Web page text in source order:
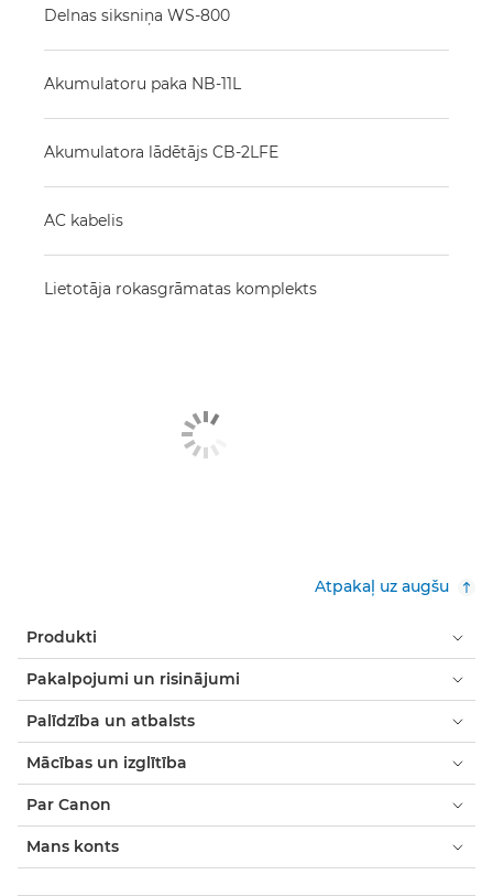
Delnas siksniņa WS-800
Akumulatoru paka NB-11L
Akumulatora lādētājs CB-2LFE
AC kabelis
Lietotāja rokasgrāmatas komplekts
Atpakaļ uz augšu
Produkti
Pakalpojumi un risinājumi
Palīdzība un atbalsts
Mācības un izglītība
Par Canon
Mans konts